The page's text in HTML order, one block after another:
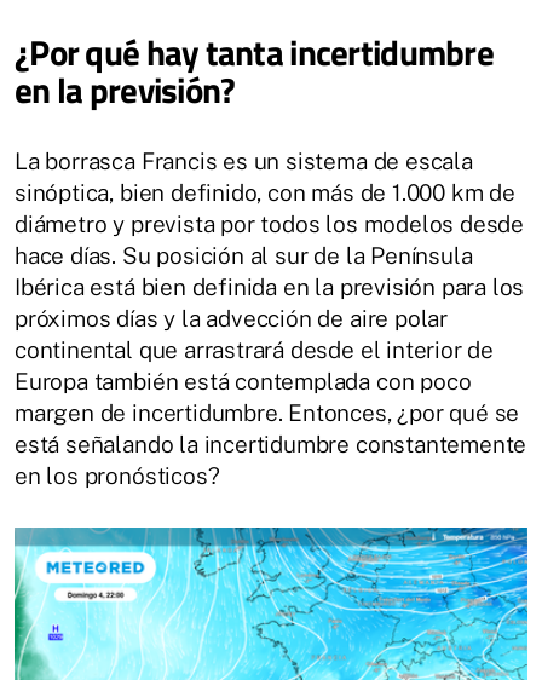
¿Por qué hay tanta incertidumbre
en la previsión?
La borrasca Francis es un sistema de escala
sinóptica, bien definido, con más de 1.000 km de
diámetro y prevista por todos los modelos desde
hace días. Su posición al sur de la Península
Ibérica está bien definida en la previsión para los
próximos días y la advección de aire polar
continental que arrastrará desde el interior de
Europa también está contemplada con poco
margen de incertidumbre. Entonces, ¿por qué se
está señalando la incertidumbre constantemente
en los pronósticos?